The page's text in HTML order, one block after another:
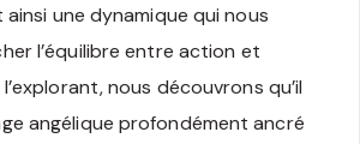
une dynamique qui nous
l’équilibre entre action et
nous découvrons qu’il
angélique profondément ancré